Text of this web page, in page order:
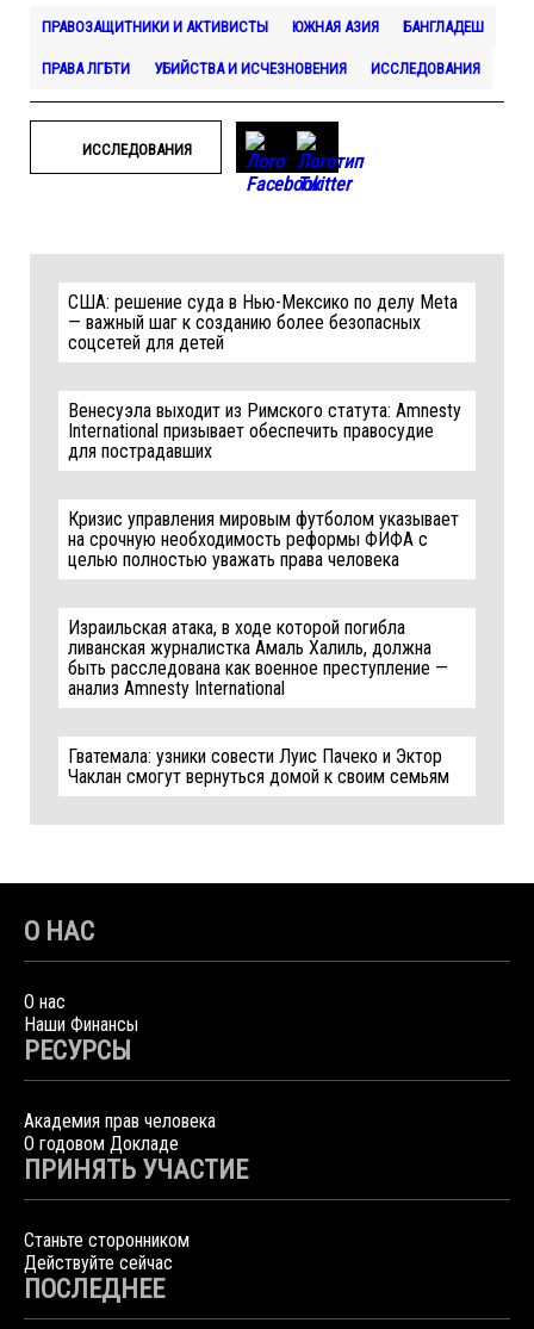
ПРАВОЗАЩИТНИКИ И АКТИВИСТЫ ЮЖНАЯ АЗИЯ БАНГЛАДЕШ
ПРАВА ЛГБТИ УБИЙСТВА И ИСЧЕЗНОВЕНИЯ ИССЛЕДОВАНИЯ
ИССЛЕДОВАНИЯ
США: решение суда в Нью-Мексико по делу Meta
— важный шаг к созданию более безопасных
соцсетей для детей
Венесуэла выходит из Римского статута: Amnesty
International призывает обеспечить правосудие
для пострадавших
Кризис управления мировым футболом указывает
на срочную необходимость реформы ФИФА с
целью полностью уважать права человека
Израильская атака, в ходе которой погибла
ливанская журналистка Амаль Халиль, должна
быть расследована как военное преступление —
анализ Amnesty International
Гватемала: узники совести Луис Пачеко и Эктор
Чаклан смогут вернуться домой к своим семьям
О НАС
О нас
Наши Финансы
РЕСУРСЫ
Академия прав человека
О годовом Докладе
ПРИНЯТЬ УЧАСТИЕ
Станьте сторонником
Действуйте сейчас
ПОСЛЕДНЕЕ